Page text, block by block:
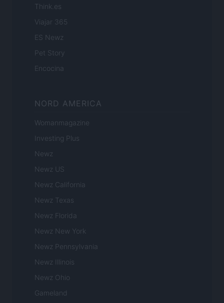
Think.es
Viajar 365
ES Newz
Pet Story
Encocina
NORD AMERICA
Womanmagazine
Investing Plus
Newz
Newz US
Newz California
Newz Texas
Newz Florida
Newz New York
Newz Pennsylvania
Newz Illinois
Newz Ohio
Gameland